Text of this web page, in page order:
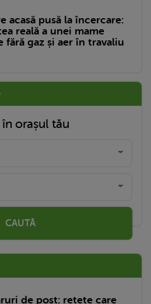
acasă pusă la încercare:
reală a unei mame
fără gaz și aer în travaliu
orașul tău
CAUTĂ
de post: rețete care